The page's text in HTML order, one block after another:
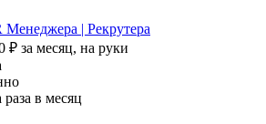
Менеджера | Рекрутера
₽ за месяц, на руки
в месяц